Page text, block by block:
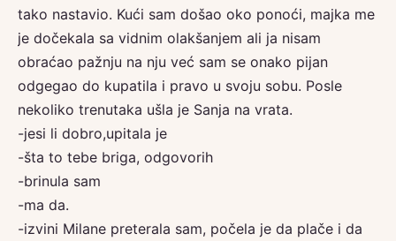
tako nastavio. Kući sam došao oko ponoći, majka me
je dočekala sa vidnim olakšanjem ali ja nisam
obraćao pažnju na nju već sam se onako pijan
odgegao do kupatila i pravo u svoju sobu. Posle
nekoliko trenutaka ušla je Sanja na vrata.
-jesi li dobro,upitala je
-šta to tebe briga, odgovorih
-brinula sam
-ma da.
-izvini Milane preterala sam, počela je da plače i da